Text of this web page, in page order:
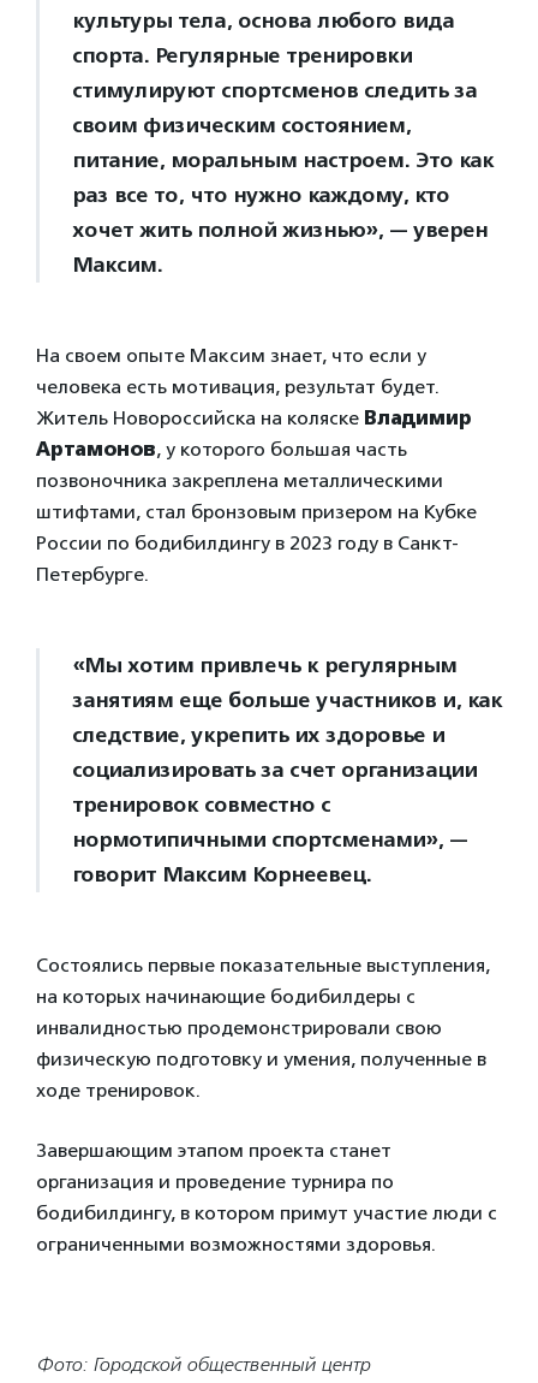
культуры тела, основа любого вида
спорта. Регулярные тренировки
стимулируют спортсменов следить за
своим физическим состоянием,
питание, моральным настроем. Это как
раз все то, что нужно каждому, кто
хочет жить полной жизнью», — уверен
Максим.
На своем опыте Максим знает, что если у
человека есть мотивация, результат будет.
Житель Новороссийска на коляске Владимир
Артамонов, у которого большая часть
позвоночника закреплена металлическими
штифтами, стал бронзовым призером на Кубке
России по бодибилдингу в 2023 году в Санкт-
Петербурге.
«Мы хотим привлечь к регулярным
занятиям еще больше участников и, как
следствие, укрепить их здоровье и
социализировать за счет организации
тренировок совместно с
нормотипичными спортсменами», —
говорит Максим Корнеевец.
Состоялись первые показательные выступления,
на которых начинающие бодибилдеры с
инвалидностью продемонстрировали свою
физическую подготовку и умения, полученные в
ходе тренировок.
Завершающим этапом проекта станет
организация и проведение турнира по
бодибилдингу, в котором примут участие люди с
ограниченными возможностями здоровья.
Фото: Городской общественный центр